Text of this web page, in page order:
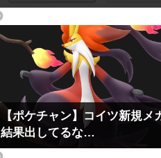
【ポケチャン】コイツ新規メ
結果出してるな…